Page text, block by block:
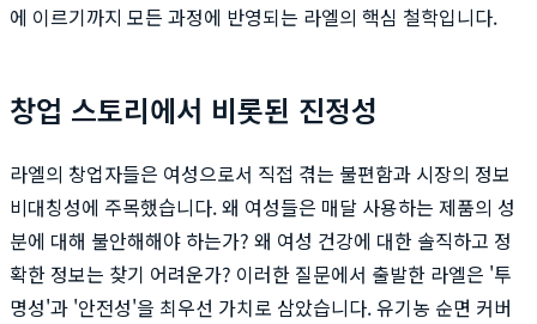
에 이르기까지 모든 과정에 반영되는 라엘의 핵심 철학입니다.
창업 스토리에서 비롯된 진정성
라엘의 창업자들은 여성으로서 직접 겪는 불편함과 시장의 정보
비대칭성에 주목했습니다. 왜 여성들은 매달 사용하는 제품의 성
분에 대해 불안해해야 하는가? 왜 여성 건강에 대한 솔직하고 정
확한 정보는 찾기 어려운가? 이러한 질문에서 출발한 라엘은 '투
명성'과 '안전성'을 최우선 가치로 삼았습니다. 유기농 순면 커버